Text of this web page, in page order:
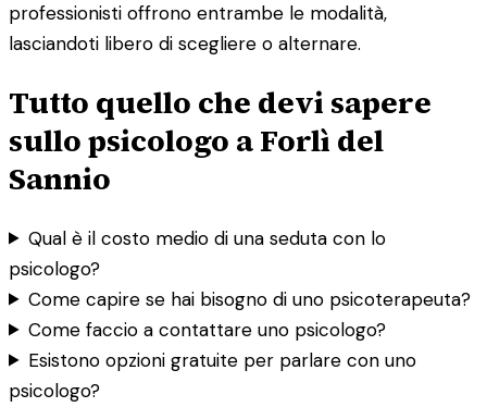
professionisti offrono entrambe le modalità,
lasciandoti libero di scegliere o alternare.
Tutto quello che devi sapere
sullo psicologo a Forlì del
Sannio
Qual è il costo medio di una seduta con lo
psicologo?
Come capire se hai bisogno di uno psicoterapeuta?
Come faccio a contattare uno psicologo?
Esistono opzioni gratuite per parlare con uno
psicologo?